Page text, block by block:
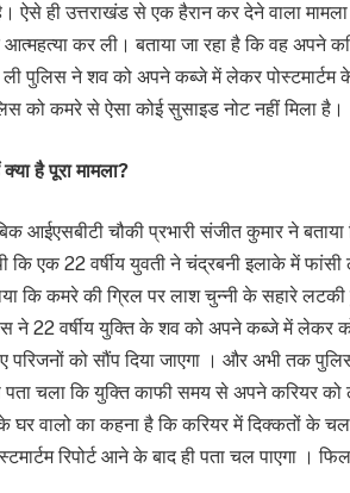
ऐसे ही उत्तराखंड से एक हैरान कर देने वाला
कर ली। बताया जा रहा है कि वह अपने
पुलिस ने शव को अपने कब्जे में लेकर
को कमरे से ऐसा कोई सुसाइड नोट नहीं मिला है।
है पूरा मामला?
आईएसबीटी चौकी प्रभारी संजीत कुमार ने
कि एक 22 वर्षीय युवती ने चंद्रबनी इलाके में
कि कमरे की ग्रिल पर लाश चुन्नी के सहारे
ने 22 वर्षीय युक्ति के शव को अपने कब्जे में लेकर
परिजनों को सौंप दिया जाएगा । और अभी तक
पता चला कि युक्ति काफी समय से अपने करियर
वालो का कहना है कि करियर में दिक्कतों के
रिपोर्ट आने के बाद ही पता चल पाएगा ।